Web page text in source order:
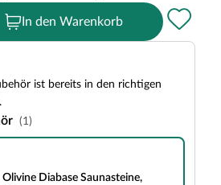
In den Warenkorb
ist bereits in den richtigen
(1)
Inhalt: 20 kg
Olivine Diabase Saunasteine,